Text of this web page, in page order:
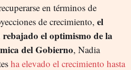
en términos de
de crecimiento, el
el optimismo de la
del Gobierno, Nadia
ha elevado el crecimiento hasta